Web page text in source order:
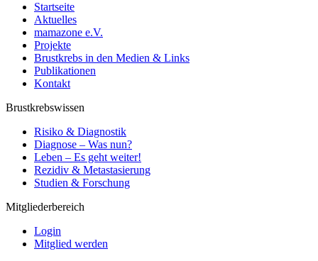
Startseite
Aktuelles
mamazone e.V.
Projekte
Brustkrebs in den Medien & Links
Publikationen
Kontakt
Brustkrebswissen
Risiko & Diagnostik
Diagnose – Was nun?
Leben – Es geht weiter!
Rezidiv & Metastasierung
Studien & Forschung
Mitgliederbereich
Login
Mitglied werden